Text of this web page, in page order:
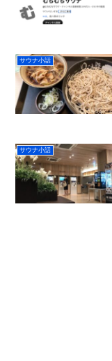
サウナ小話
サウナ小話